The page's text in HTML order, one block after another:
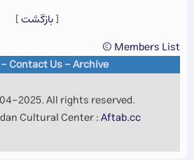
[بازگشت]
Members List ©
-Contact Us -Archive
2025. All rights reserved.
Cultural Center :Aftab.cc